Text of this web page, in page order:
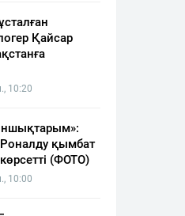
Қайсар
10:20
қымбат
(ФОТО)
10:00